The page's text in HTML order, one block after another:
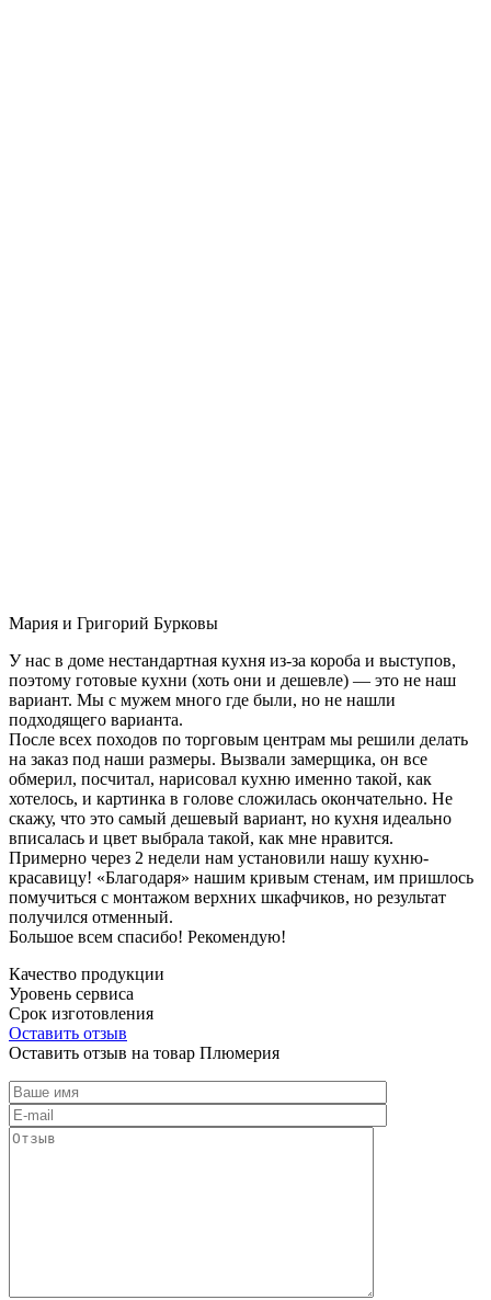
Мария и Григорий Бурковы
У нас в доме нестандартная кухня из-за короба и выступов,
поэтому готовые кухни (хоть они и дешевле) — это не наш
вариант. Мы с мужем много где были, но не нашли
подходящего варианта.
После всех походов по торговым центрам мы решили делать
на заказ под наши размеры. Вызвали замерщика, он все
обмерил, посчитал, нарисовал кухню именно такой, как
хотелось, и картинка в голове сложилась окончательно. Не
скажу, что это самый дешевый вариант, но кухня идеально
вписалась и цвет выбрала такой, как мне нравится.
Примерно через 2 недели нам установили нашу кухню-
красавицу! «Благодаря» нашим кривым стенам, им пришлось
помучиться с монтажом верхних шкафчиков, но результат
получился отменный.
Большое всем спасибо! Рекомендую!
Качество продукции
Уровень сервиса
Срок изготовления
Оставить отзыв
Оставить отзыв на товар Плюмерия